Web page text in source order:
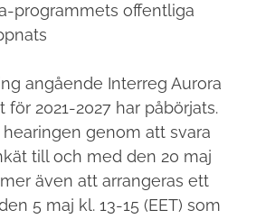
programmets offentliga
angående Interreg Aurora
för 2021-2027 har påbörjats.
genom att svara
till och med den 20 maj
även att arrangeras ett
5 maj kl. 13-15 (EET) som